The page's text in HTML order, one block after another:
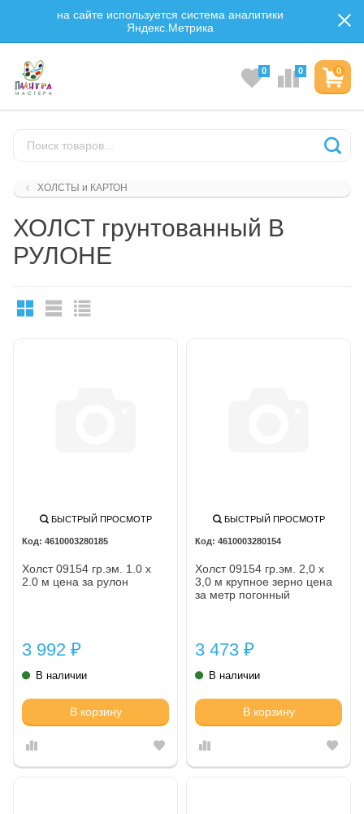
на сайте используется система аналитики
Яндекс.Метрика
0
0 0
ХОЛСТЫ и КАРТОН
ХОЛСТ грунтованный В
РУЛОНЕ
БЫСТРЫЙ ПРОСМОТР
4610003280185
Холст 09154 гр.эм. 1.0 х
2.0 м цена за рулон
3 992 ₽
В наличии
В корзину
БЫСТРЫЙ ПРОСМОТР
4610003280154
Холст 09154 гр.эм. 2,0 х
3,0 м крупное зерно цена
за метр погонный
3 473 ₽
В наличии
В корзину